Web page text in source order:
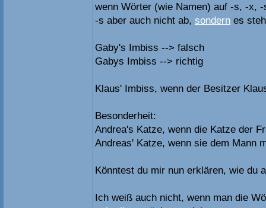
wenn Wörter (wie Namen) auf -s, -x,
-s aber auch nicht ab, sondern es
Gaby's Imbiss --> falsch
Gabys Imbiss --> richtig
Klaus' Imbiss, wenn der Besitzer
Besonderheit:
Andrea's Katze, wenn die Katze der
Andreas' Katze, wenn sie dem Mann
Könntest du mir nun erklären, wie du
Ich weiß auch nicht, wenn man die